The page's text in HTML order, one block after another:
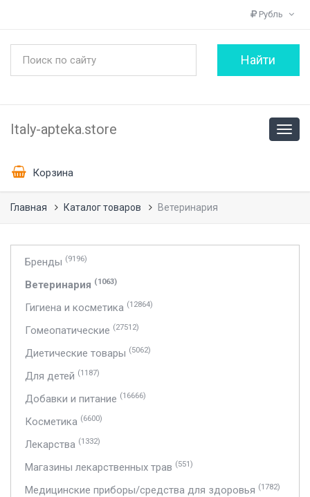
Рубль
Italy-apteka.store
Корзина
Главная Каталог товаров Ветеринария
Бренды (9196)
Ветеринария (1063)
Гигиена и косметика (12864)
Гомеопатические (27512)
Диетические товары (5062)
Для детей (1187)
Добавки и питание (16666)
Косметика (6600)
Лекарства (1332)
Магазины лекарственных трав (551)
Медицинские приборы/средства для здоровья (1782)